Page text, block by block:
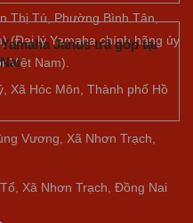
Janus trả góp tại
Thị Tú, Phường Bình Tân,
(Đại lý Yamaha chính hãng ủy
Việt Nam).
Xã Hóc Môn, Thành phố Hồ
Vương, Xã Nhơn Trạch,
Xã Nhơn Trạch, Đồng Nai